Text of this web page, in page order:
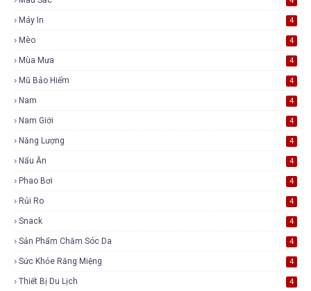
Máy In 4
Mèo 4
Mùa Mưa 4
Mũ Bảo Hiểm 4
Nam 4
Nam Giới 4
Năng Lượng 4
Nấu Ăn 4
Phao Bơi 4
Rủi Ro 4
Snack 4
Sản Phẩm Chăm Sóc Da 4
Sức Khỏe Răng Miệng 4
Thiết Bị Du Lịch 4